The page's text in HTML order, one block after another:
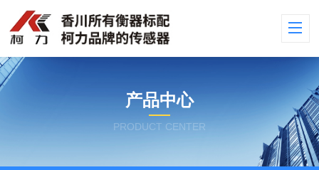
产品中心
PRODUCT CENTER